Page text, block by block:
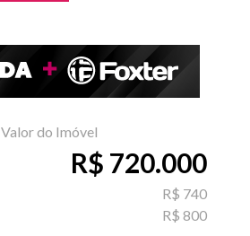
Valor do Imóvel
R$ 720.000
R$ 740
R$ 800